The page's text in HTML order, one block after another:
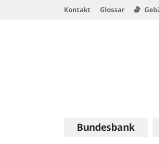
Kontakt Glossar
Hauptnavigation
Bundesbank